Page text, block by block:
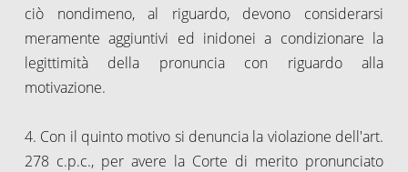
ciò nondimeno, al riguardo, devono considerarsi
meramente aggiuntivi ed inidonei a condizionare la
legittimità della pronuncia con riguardo alla
motivazione.
4. Con il quinto motivo si denuncia la violazione dell'art.
278 c.p.c., per avere la Corte di merito pronunciato